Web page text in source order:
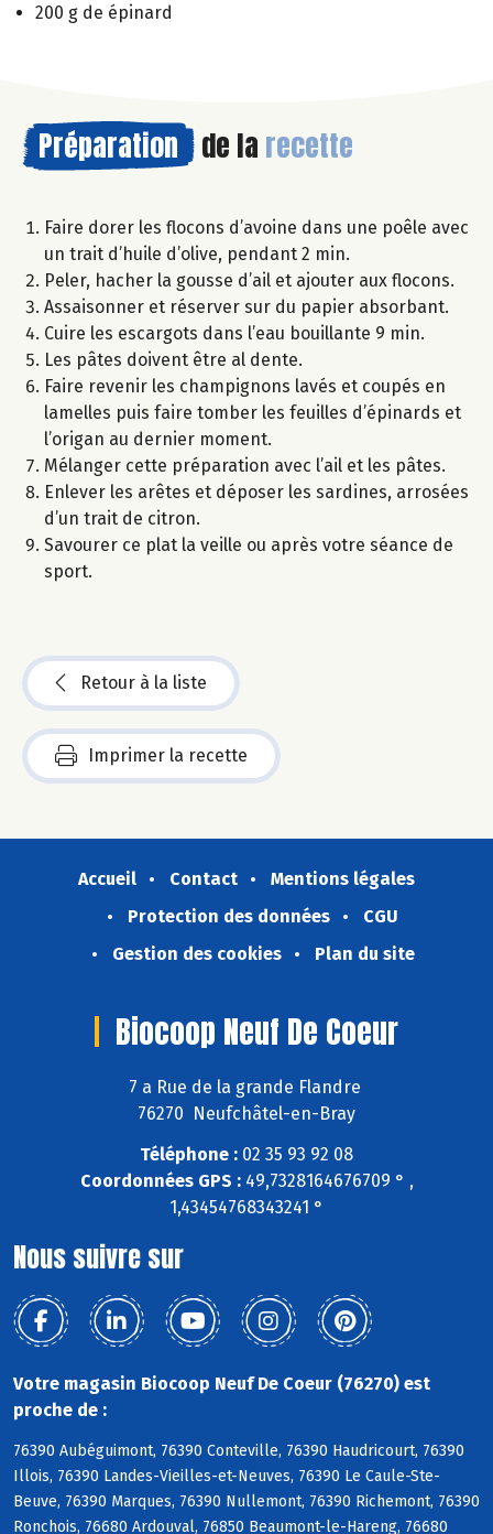
200 g de épinard
Préparation de la recette
Faire dorer les flocons d’avoine dans une poêle avec
un trait d’huile d’olive, pendant 2 min.
Peler, hacher la gousse d’ail et ajouter aux flocons.
Assaisonner et réserver sur du papier absorbant.
Cuire les escargots dans l’eau bouillante 9 min.
Les pâtes doivent être al dente.
Faire revenir les champignons lavés et coupés en
lamelles puis faire tomber les feuilles d’épinards et
l’origan au dernier moment.
Mélanger cette préparation avec l’ail et les pâtes.
Enlever les arêtes et déposer les sardines, arrosées
d’un trait de citron.
Savourer ce plat la veille ou après votre séance de
sport.
Retour à la liste
Imprimer la recette
Accueil Contact
Mentions légales
Protection des données
CGU
Gestion des cookies
Plan du site
Biocoop Neuf De Coeur
7 a Rue de la grande Flandre
76270 Neufchâtel-en-Bray
Téléphone : 02 35 93 92 08
Coordonnées GPS :49,7328164676709 ° ,
1,43454768343241 °
Nous suivre sur
Votre magasin Biocoop Neuf De Coeur (76270) est
proche de :
76390 Aubéguimont, 76390 Conteville, 76390 Haudricourt, 76390
Illois, 76390 Landes-Vieilles-et-Neuves, 76390 Le Caule-Ste-
Beuve, 76390 Marques, 76390 Nullemont, 76390 Richemont, 76390
Ronchois, 76680 Ardouval, 76850 Beaumont-le-Hareng, 76680